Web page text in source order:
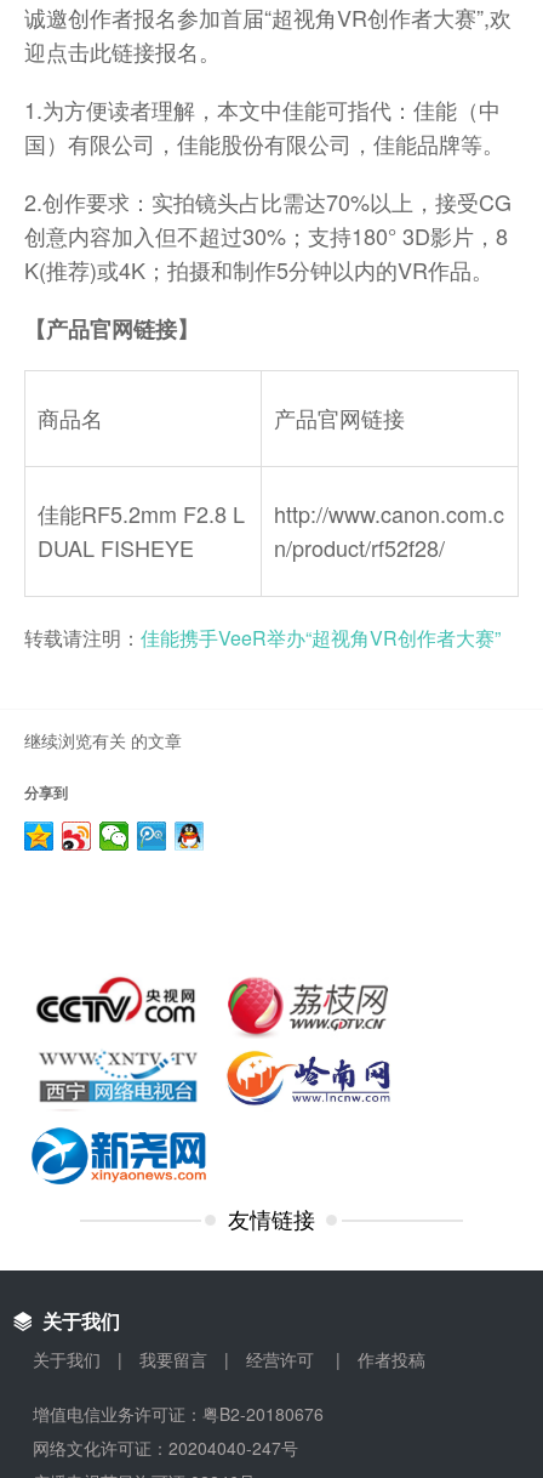
诚邀创作者报名参加首届“超视角VR创作者大赛”,欢
迎点击此链接报名。
1.为方便读者理解，本文中佳能可指代：佳能（中
国）有限公司，佳能股份有限公司，佳能品牌等。
2.创作要求：实拍镜头占比需达70%以上，接受CG
创意内容加入但不超过30%；支持180° 3D影片，8
K(推荐)或4K；拍摄和制作5分钟以内的VR作品。
【产品官网链接】
商品名 产品官网链接
佳能RF5.2mm F2.8 L
DUAL FISHEYE
http://www.canon.com.c
n/product/rf52f28/
转载请注明： 佳能携手VeeR举办“超视角VR创作者大赛”
继续浏览有关 的文章
分享到
友情链接
关于我们
关于我们 | 我要留言 | 经营许可 | 作者投稿
增值电信业务许可证：粤B2-20180676
网络文化许可证：20204040-247号